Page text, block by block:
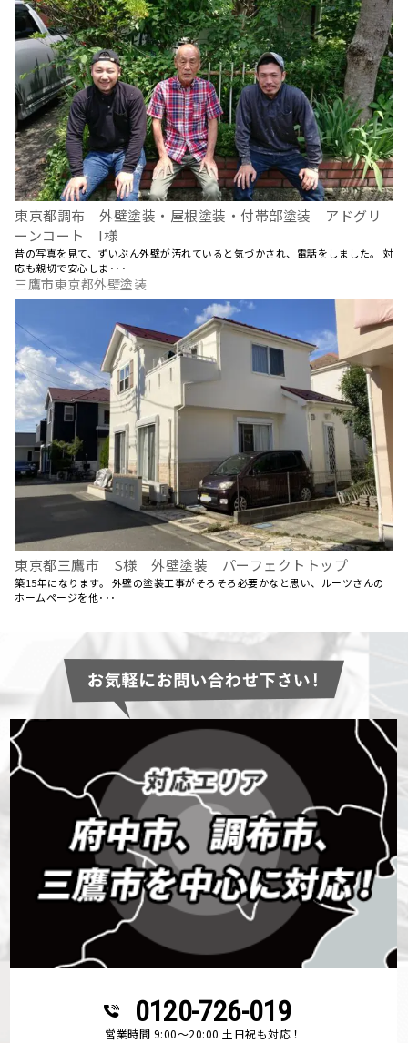
東京都調布 外壁塗装・屋根塗装・付帯部塗装 アドグリ
ーンコート I様
昔の写真を見て、ずいぶん外壁が汚れていると気づかされ、電話をしました。 対
応も親切で安心しま･･･
三鷹市東京都外壁塗装
東京都三鷹市 S様 外壁塗装 パーフェクトトップ
築15年になります。 外壁の塗装工事がそろそろ必要かなと思い、ルーツさんの
ホームページを他･･･
0120-726-019
営業時間 9:00～20:00 土日祝も対応！